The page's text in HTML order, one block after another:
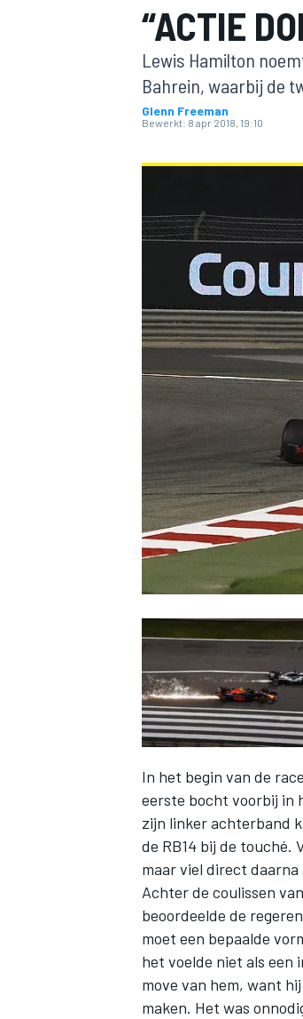
INDYCAR
WEC
“ACTIE
Lewis Hamilton
Bahrein, waarbij de
Glenn Freeman
Bewerkt: 8 apr 2018, 19:10
In het begin van de
eerste bocht voorbij in
zijn linker achterband
de RB14 bij de touché.
maar viel direct
Achter de coulissen
beoordeelde de
moet een bepaalde
het voelde niet als een
move van hem, want
maken. Het was